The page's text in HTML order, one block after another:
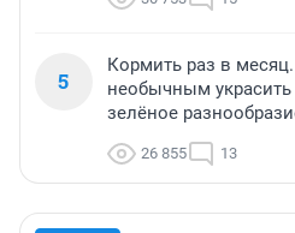
5
Кормить раз в
необычным
зелёное
26 855 13